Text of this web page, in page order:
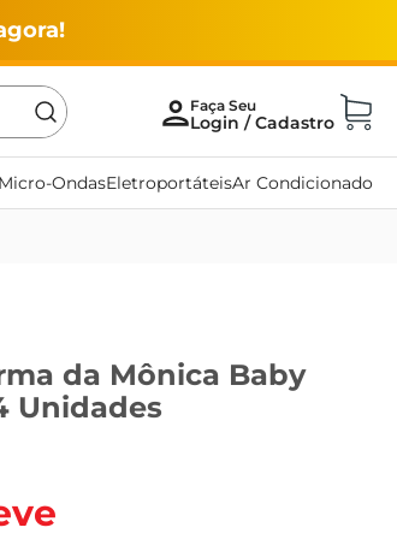
OndasEletroportáteisAr Condicionado
da Mônica Baby
Unidades